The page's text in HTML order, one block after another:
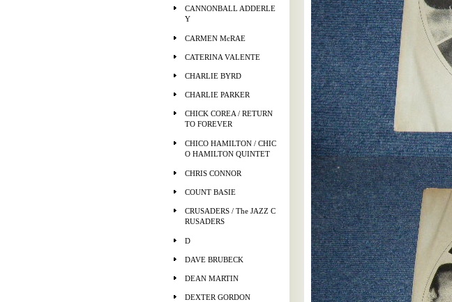
CANNONBALL ADDERLE
Y
CARMEN McRAE
CATERINA VALENTE
CHARLIE BYRD
CHARLIE PARKER
CHICK COREA / RETURN
TO FOREVER
CHICO HAMILTON / CHIC
O HAMILTON QUINTET
CHRIS CONNOR
COUNT BASIE
CRUSADERS / The JAZZ C
RUSADERS
D
DAVE BRUBECK
DEAN MARTIN
DEXTER GORDON